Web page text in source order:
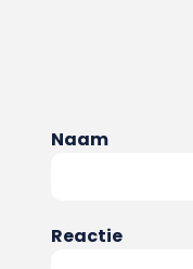
Naam
Reactie